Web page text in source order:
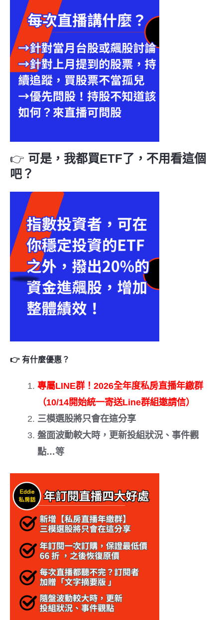
👉 可是，我都買ETF了，不用看這個
吧？
👉 有什麼優惠？
專屬LINE群！2026全年度私房直播年繳群
（10/14開始統一寄送Line群組邀請信）
三模選股將只會在這分享
盤面波動較大時，更新投組狀況、事件觀
點…等